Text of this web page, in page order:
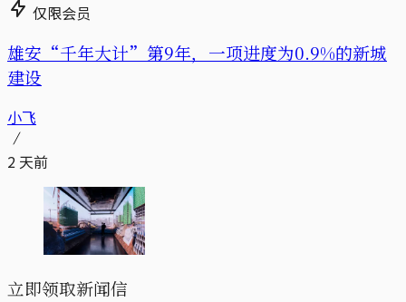
仅限会员
雄安“千年大计”第9年，一项进度为0.9%的新城
建设
小飞
2 天前
立即领取新闻信